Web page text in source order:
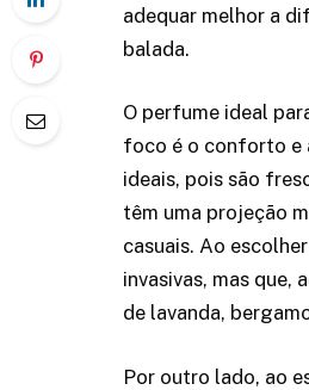
adequar melhor a
balada.
O perfume ideal
foco é o conforto e
ideais, pois são
têm uma projeção
casuais. Ao
invasivas, mas que,
de lavanda,
Por outro lado, ao